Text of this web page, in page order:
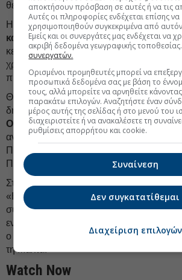
θεωρείται ένα από τα «παλιά»
Η ΕΕ ζητά επενδύσεις, αλλά οι
κατακερματισμένες. Μιλά για
κεφαλαιαγορές δεν έχουν το βάθος που
χρηματοδοτήσουν μεγάλες εταιρείες,
πράσινη μετάβαση σε ευρωπαϊκή
Θα ακολουθήσει η συζήτηση για τον
δημοσιονομικό αντίκτυπο τηςρωσικής
Ουκρανία, ενώ το Συμβούλιο αναμένεται
αναθεωρημένα σχέδια του Ταμείου
Πορτογαλία, τη Σλοβακία, την Ισπανία, το
Πολωνία.
Στο τραπέζι θα μπει επίσης η Εαρινή
«Ευρωπαϊκού Εξαμήνου» (ο ετήσιος
συντονισμού της ΕΕ), μετά από
ενεργοποίηση της εθνικής ρήτρας
ο τερματισμός της διαδικασίας
τη Μάλτα.
Watch Now
αποκτήσουν πρόσβαση σε αυτές ή να τις
Αυτές οι πληροφορίες ενδέχεται επίσης να
χρησιμοποιηθούν συγκεκριμένα από
Εμείς και οι συνεργάτες μας ενδέχεται να
ακριβή δεδομένα γεωγραφικής
συνεργατών.
Ορισμένοι προμηθευτές μπορεί να
προσωπικά δεδομένα σας με βάση το
τους, αλλά μπορείτε να αρνηθείτε
παρακάτω επιλογών. Αναζητήστε έναν
μέρος αυτής της σελίδας ή στο μενού του
διαχειριστείτε ή να ανακαλέσετε τη
ρυθμίσεις απορρήτου και cookie.
Συναίνεση
Δεν συγκατατίθεμαι
Διαχείριση επιλογών